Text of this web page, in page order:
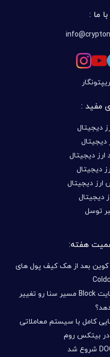
ما :
مفید :
دیجیتال
دیجیتال
دیجیتال
دیجیتال
دیجیتال
دیجیتال
توسل
هفته:
بیت کوین بعد از هک کیف پول های
قانون CLARITY آمریکا - حمایت Block مسیر سنا رو تغییر
کامل با سیستم معاملاتی